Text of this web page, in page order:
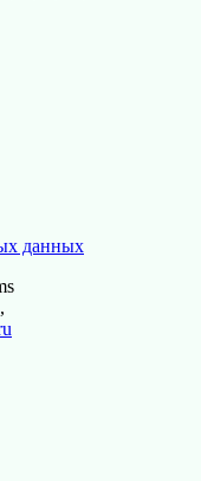
данных